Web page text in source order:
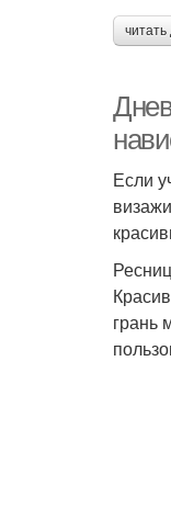
Если
грань